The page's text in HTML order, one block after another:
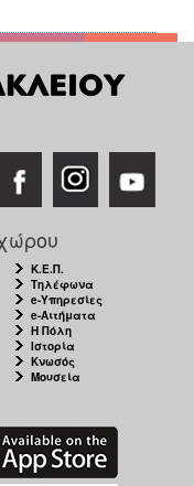
Κ.Ε.Π.
Τηλέφωνα
e-Υπηρεσίες
e-Αιτήματα
Η Πόλη
Ιστορία
Κνωσός
Μουσεία